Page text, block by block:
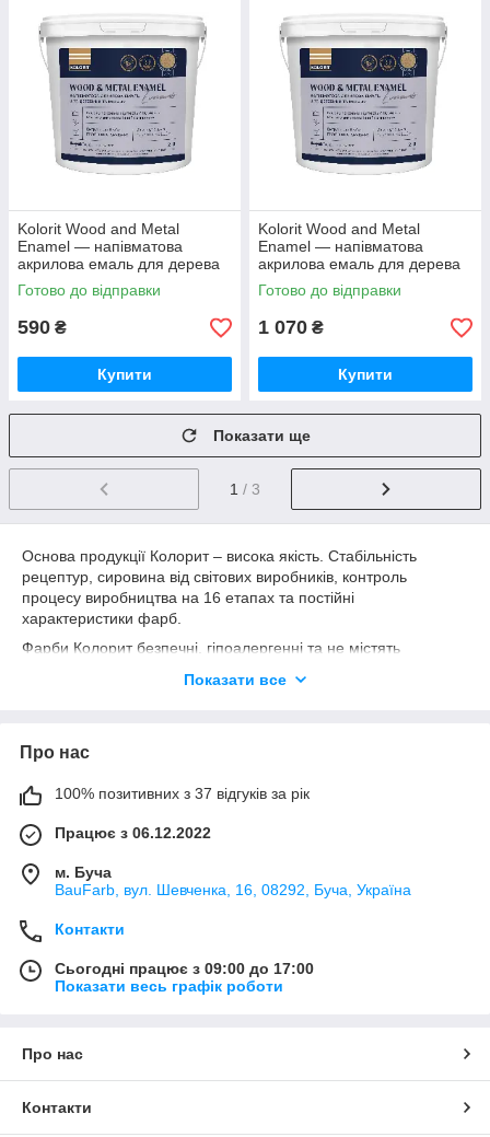
Kolorit Wood and Metal
Enamel — напівматова
акрилова емаль для дерева
та металу (База С), 0.9 л
Готово до відправки
590 ₴
Купити
Kolorit Wood and Metal
Enamel — напівматова
акрилова емаль для дерева
та металу (База С), 2 л
Готово до відправки
1 070 ₴
Купити
Показати ще
1 / 3
Основа продукції Колорит – висока якість. Стабільність
рецептур, сировина від світових виробників, контроль
процесу виробництва на 16 етапах та постійні
характеристики фарб.
Фарби Колорит безпечні, гіпоалергенні та не містять
алкілфенолетоксилату та аміаку. Завдяки цьому вони
Зроблено в Україні!
Показати все
Про нас
100% позитивних з 37 відгуків за рік
Працює з 06.12.2022
м. Буча
BauFarb, вул. Шевченка, 16, 08292, Буча, Україна
Контакти
Сьогодні працює з 09:00 до 17:00
Показати весь графік роботи
Про нас
Контакти